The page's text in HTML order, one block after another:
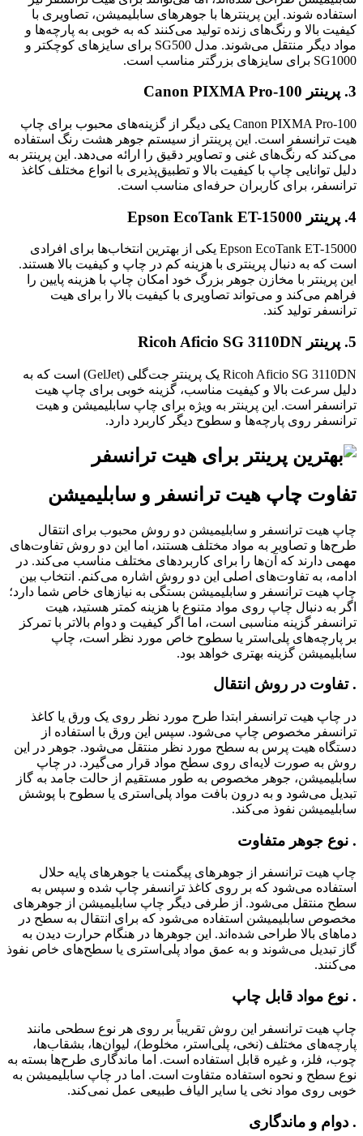
استفاده شوند. این پرینترها با جوهرهای سابلیمیشن، تصاویری با
کیفیت بالا و رنگ‌های زنده تولید می‌کنند که به خوبی به پارچه‌ها و
مواد دیگر منتقل می‌شوند. مدل SG500 برای سایزهای کوچکتر و
SG1000 برای سایزهای بزرگتر مناسب است.
3. پرینتر Canon PIXMA Pro-100
Canon PIXMA Pro-100 یکی دیگر از گزینه‌های محبوب برای چاپ
هیت ترانسفر است. این پرینتر از سیستم جوهر هشت رنگ استفاده
می‌کند که رنگ‌های غنی و تصاویر دقیق را ارائه می‌دهد. این پرینتر به
دلیل توانایی چاپ با کیفیت بالا و تطبیق‌پذیری با انواع مختلف کاغذ
ترانسفر، برای کاربران حرفه‌ای مناسب است.
4. پرینتر Epson EcoTank ET-15000
Epson EcoTank ET-15000 یکی از بهترین انتخاب‌ها برای افرادی
است که به دنبال پرینتری با هزینه کم در چاپ و کیفیت بالا هستند.
این پرینتر با مخازن جوهر بزرگ خود امکان چاپ با هزینه پایین را
فراهم می‌کند و می‌تواند تصاویری با کیفیت بالا را برای هیت
ترانسفر تولید کند.
5. پرینتر Ricoh Aficio SG 3110DN
Ricoh Aficio SG 3110DN یک پرینتر جت‌گلی (GelJet) است که به
دلیل سرعت بالا و کیفیت مناسب، گزینه خوبی برای چاپ هیت
ترانسفر است. این پرینتر به ویژه برای چاپ سابلیمیشن و هیت
ترانسفر روی پارچه‌ها و سطوح دیگر کاربرد دارد.
تفاوت چاپ هیت ترانسفر و سابلیمیشن
چاپ هیت ترانسفر و سابلیمیشن دو روش محبوب برای انتقال
طرح‌ها و تصاویر به مواد مختلف هستند، اما این دو روش تفاوت‌های
مهمی دارند که آن‌ها را برای کاربردهای مختلف مناسب می‌کند. در
ادامه، به تفاوت‌های اصلی این دو روش اشاره می‌کنم. انتخاب بین
چاپ هیت ترانسفر و سابلیمیشن بستگی به نیازهای خاص شما دارد؛
اگر به دنبال چاپ روی مواد متنوع با هزینه کمتر هستید، هیت
ترانسفر گزینه مناسبی است، اما اگر کیفیت و دوام بالاتر با تمرکز
بر پارچه‌های پلی‌استر یا سطوح خاص مورد نظر است، چاپ
سابلیمیشن گزینه بهتری خواهد بود.
. تفاوت در روش انتقال
در چاپ هیت ترانسفر ابتدا طرح مورد نظر روی یک ورق یا کاغذ
ترانسفر مخصوص چاپ می‌شود. سپس این ورق با استفاده از
دستگاه هیت پرس به سطح مورد نظر منتقل می‌شود. جوهر در این
روش به صورت لایه‌ای روی سطح مواد قرار می‌گیرد. در چاپ
سابلیمیشن، جوهر مخصوص به طور مستقیم از حالت جامد به گاز
تبدیل می‌شود و به درون بافت مواد پلی‌استری یا سطوح با پوشش
سابلیمیشن نفوذ می‌کند.
. نوع جوهر متفاوت
چاپ هیت ترانسفر از جوهرهای پیگمنت یا جوهرهای پایه حلال
استفاده می‌شود که بر روی کاغذ ترانسفر چاپ شده و سپس به
سطح منتقل می‌شود. از طرفی دیگر چاپ سابلیمیشن از جوهرهای
مخصوص سابلیمیشن استفاده می‌شود که برای انتقال به سطح در
دماهای بالا طراحی شده‌اند. این جوهرها در هنگام حرارت دیدن به
گاز تبدیل می‌شوند و به عمق مواد پلی‌استری یا سطح‌های خاص نفوذ
می‌کنند.
. نوع مواد قابل چاپ
چاپ هیت ترانسفر این روش تقریباً بر روی هر نوع سطحی مانند
پارچه‌های مختلف (نخی، پلی‌استر، مخلوط)، لیوان‌ها، بشقاب‌ها،
چوب، فلز، و غیره قابل استفاده است. اما ماندگاری طرح‌ها بسته به
نوع سطح و نحوه استفاده متفاوت است. اما در چاپ سابلیمیشن به
خوبی روی مواد نخی یا سایر الیاف طبیعی عمل نمی‌کند.
. دوام و ماندگاری